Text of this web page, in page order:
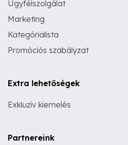
Ügyfélszolgálat
Marketing
Kategórialista
Promóciós szabályzat
Extra lehetőségek
Exkluzív kiemelés
Partnereink